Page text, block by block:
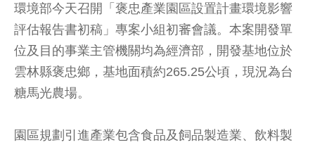
環境部今天召開「褒忠產業園區設置計畫環境影響
評估報告書初稿」專案小組初審會議。本案開發單
位及目的事業主管機關均為經濟部，開發基地位於
雲林縣褒忠鄉，基地面積約265.25公頃，現況為台
糖馬光農場。
園區規劃引進產業包含食品及飼品製造業、飲料製